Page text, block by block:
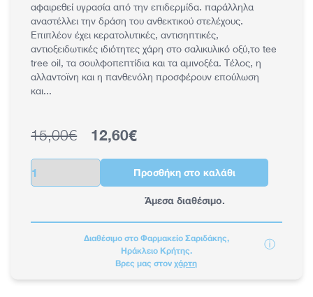
αφαιρεθεί υγρασία από την επιδερμίδα. παράλληλα
αναστέλλει την δράση του ανθεκτικού στελέχους.
Επιπλέον έχει κερατολυτικές, αντισηπτικές,
αντιοξειδωτικές ιδιότητες χάρη στο σαλικυλικό οξύ,το tee
tree oil, τα σουλφοπεπτίδια και τα αμινοξέα. Τέλος, η
αλλαντοϊνη και η πανθενόλη προσφέρουν επούλωση
και...
Κανονική τιμή
15,00€
Τιμή έκπτωσης
12,60€
Ποσότητα
Προσθήκη στο καλάθι
Άμεσα διαθέσιμο.
Διαθέσιμο στο Φαρμακείο Σαριδάκης,
Ηράκλειο Κρήτης.
Βρες μας στον χάρτη
ⓘ